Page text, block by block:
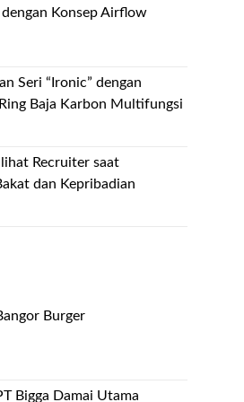
Konsep Airflow
Seri “Ironic” dengan
Baja Karbon Multifungsi
Recruiter saat
dan Kepribadian
Burger
Bigga Damai Utama